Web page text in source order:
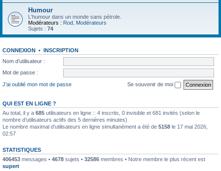
Humour
L'humour dans un monde sans pétrole.
Modérateurs : Rod Modérateurs
Sujets : 74
CONNEXION • INSCRIPTION
Nom d’utilisateur :
Mot de passe :
J’ai oublié mon mot de passe
Se souvenir de moi
QUI EST EN LIGNE ?
Au total, il y a 685 utilisateurs en ligne :: 4 inscrits, 0 invisible et 681 invités (selon le
nombre d’utilisateurs actifs des 5 dernières minutes)
Le nombre maximal d’utilisateurs en ligne simultanément a été de 5158 le 17 mai 2026,
02:57
STATISTIQUES
406453 messages • 4678 sujets • 32586 membres • Notre membre le plus récent est
supert